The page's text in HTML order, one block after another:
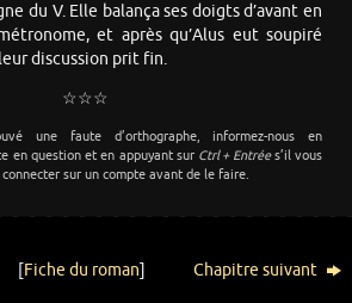
du V. Elle balança ses doigts d’avant en
et après qu’Alus eut soupiré
discussion prit fin.
☆☆☆
une faute d’orthographe, informez-nous en
en question et en appuyant sur Ctrl + Entrées’il vous
sur un compte avant de le faire.
[Fiche du roman] Chapitre suivant